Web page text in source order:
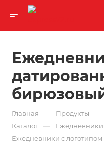
Главная — Продукты —
Каталог — Ежедневники
Ежедневники с логотипом